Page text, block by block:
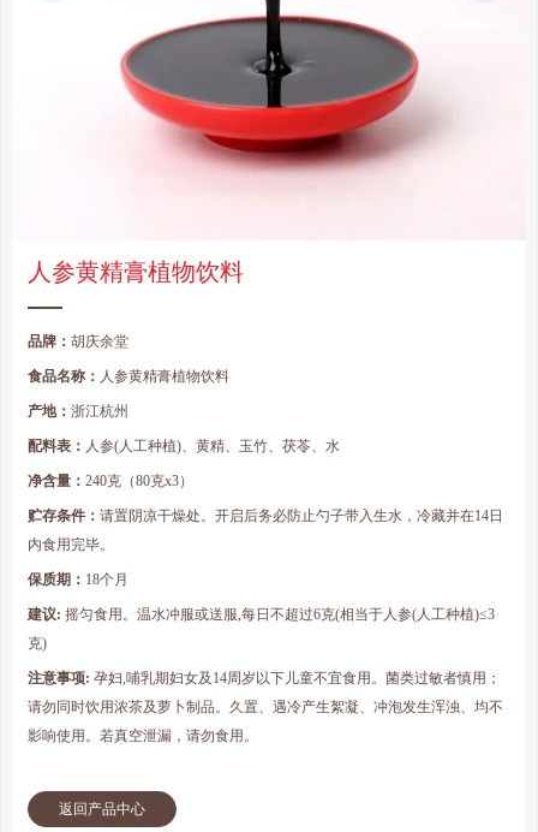
Prev
人参黄精膏植物饮料
品牌： 胡庆余堂
食品名称： 人参黄精膏植物饮料
产地： 浙江杭州
配料表： 人参(人工种植)、黄精、玉竹、茯苓、水
净含量： 240克（80克x3）
贮存条件： 请置阴凉干燥处。开启后务必防止勺子带入生水，冷藏并在14日
内食用完毕。
保质期： 18个月
建议: 摇匀食用。温水冲服或送服,每日不超过6克(相当于人参(人工种植)≤3
克)
注意事项: 孕妇,哺乳期妇女及14周岁以下儿童不宜食用。菌类过敏者慎用；
请勿同时饮用浓茶及萝卜制品。久置、遇冷产生絮凝、冲泡发生浑浊、均不
影响使用。若真空泄漏，请勿食用。
返回产品中心